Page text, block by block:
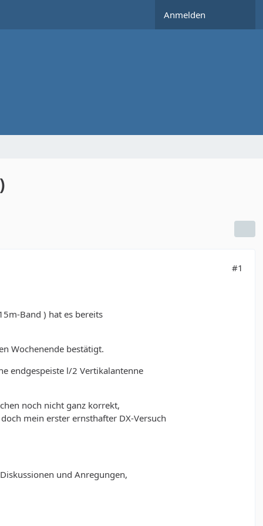
Anmelden
#1
Band ) hat es bereits
Wochenende bestätigt.
endgespeiste l/2 Vertikalantenne
noch nicht ganz korrekt,
mein erster ernsthafter DX-Versuch
und Anregungen,